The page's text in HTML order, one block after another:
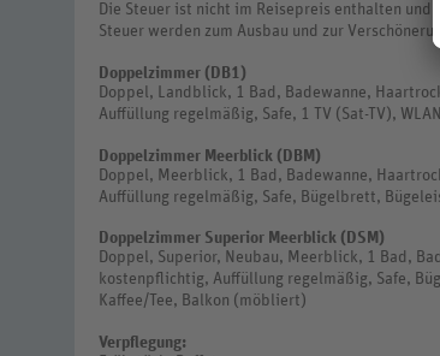
Die Steuer ist nicht im Reisepreis enthalten und
Steuer werden zum Ausbau und zur
Doppelzimmer (DB1)
Doppel, Landblick, 1 Bad, Badewanne,
Auffüllung regelmäßig, Safe, 1 TV (Sat-TV),
Doppelzimmer Meerblick (DBM)
Doppel, Meerblick, 1 Bad, Badewanne,
Auffüllung regelmäßig, Safe, Bügelbrett,
Doppelzimmer Superior Meerblick (DSM)
Doppel, Superior, Neubau, Meerblick, 1 Bad,
kostenpflichtig, Auffüllung regelmäßig, Safe,
Kaffee/Tee, Balkon (möbliert)
Verpflegung: